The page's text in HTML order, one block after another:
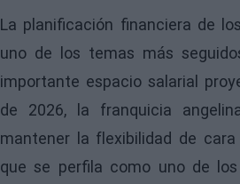
La planificación financiera de los
uno de los temas más
importante espacio salarial
de 2026, la franquicia
mantener la flexibilidad de
que se perfila como uno de